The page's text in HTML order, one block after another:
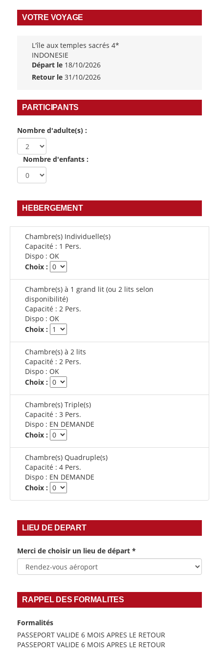
VOTRE VOYAGE
L'île aux temples sacrés 4*
INDONESIE
Départ le 18/10/2026
Retour le 31/10/2026
PARTICIPANTS
Nombre d'adulte(s) :
Nombre d'enfants :
HEBERGEMENT
Chambre(s) Individuelle(s)
Capacité : 1 Pers.
Dispo : OK
Choix :
Chambre(s) à 1 grand lit (ou 2 lits selon
disponibilité)
Capacité : 2 Pers.
Dispo : OK
Choix :
Chambre(s) à 2 lits
Capacité : 2 Pers.
Dispo : OK
Choix :
Chambre(s) Triple(s)
Capacité : 3 Pers.
Dispo : EN DEMANDE
Choix :
Chambre(s) Quadruple(s)
Capacité : 4 Pers.
Dispo : EN DEMANDE
Choix :
LIEU DE DEPART
Merci de choisir un lieu de départ *
RAPPEL DES FORMALITES
Formalités
PASSEPORT VALIDE 6 MOIS APRES LE RETOUR
PASSEPORT VALIDE 6 MOIS APRES LE RETOUR